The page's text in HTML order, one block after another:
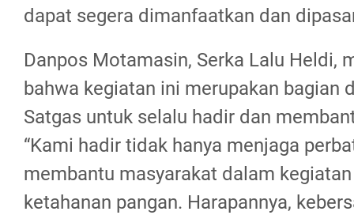
dapat segera dimanfaatkan dan
Danpos Motamasin, Serka Lalu Heldi,
bahwa kegiatan ini merupakan bagian
Satgas untuk selalu hadir dan
“Kami hadir tidak hanya menjaga
membantu masyarakat dalam
ketahanan pangan. Harapannya,